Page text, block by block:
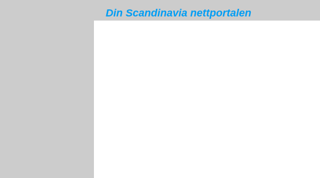
Din Scandinavia nettportalen